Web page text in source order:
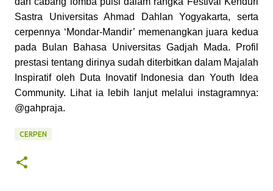
Sastra Universitas Ahmad Dahlan Yogyakarta, serta
cerpennya ‘Mondar-Mandir’ memenangkan juara kedua
pada Bulan Bahasa Universitas Gadjah Mada. Profil
prestasi tentang dirinya sudah diterbitkan dalam Majalah
Inspiratif oleh Duta Inovatif Indonesia dan Youth Idea
Community. Lihat ia lebih lanjut melalui instagramnya:
@gahpraja.
CERPEN